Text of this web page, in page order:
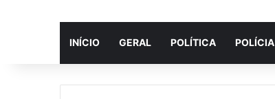
INÍCIO GERAL POLÍTICA POLÍCIA